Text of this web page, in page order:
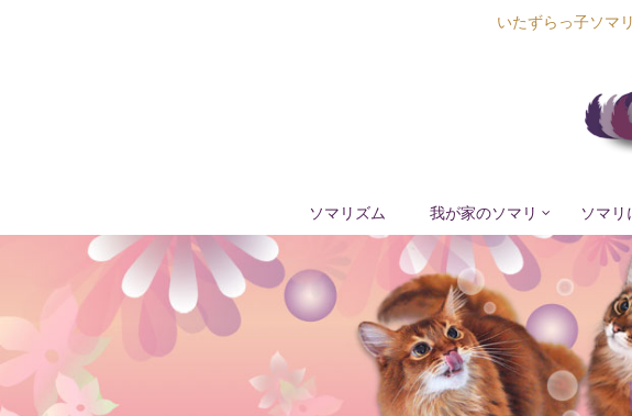
いたずらっ子ソマ
ソマリズム 我が家のソマリ ソマリ